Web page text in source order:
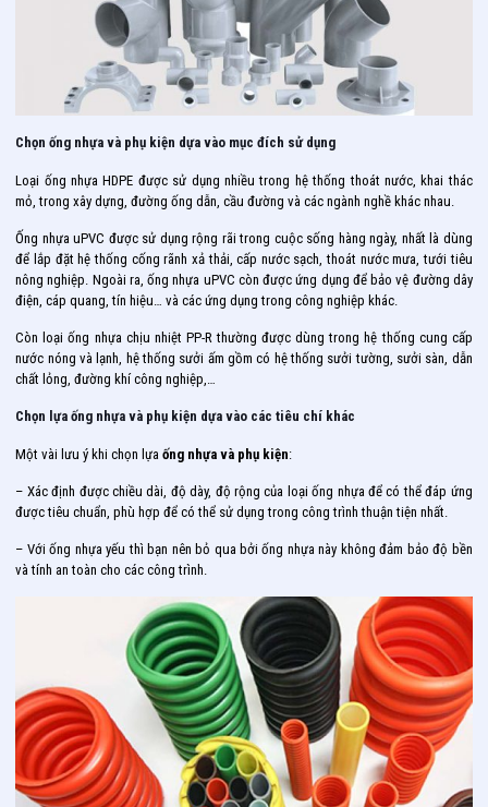
Chọn ống nhựa và phụ kiện dựa vào mục đích sử dụng
Loại ống nhựa HDPE được sử dụng nhiều trong hệ thống thoát nước, khai thác
mỏ, trong xây dựng, đường ống dẫn, cầu đường và các ngành nghề khác nhau.
Ống nhựa uPVC được sử dụng rộng rãi trong cuộc sống hàng ngày, nhất là dùng
để lắp đặt hệ thống cống rãnh xả thải, cấp nước sạch, thoát nước mưa, tưới tiêu
nông nghiệp. Ngoài ra, ống nhựa uPVC còn được ứng dụng để bảo vệ đường dây
điện, cáp quang, tín hiệu… và các ứng dụng trong công nghiệp khác.
Còn loại ống nhựa chịu nhiệt PP-R thường được dùng trong hệ thống cung cấp
nước nóng và lạnh, hệ thống sưởi ấm gồm có hệ thống sưởi tường, sưởi sàn, dẫn
chất lỏng, đường khí công nghiệp,…
Chọn lựa ống nhựa và phụ kiện dựa vào các tiêu chí khác
Một vài lưu ý khi chọn lựa ống nhựa và phụ kiện:
– Xác định được chiều dài, độ dày, độ rộng của loại ống nhựa để có thể đáp ứng
được tiêu chuẩn, phù hợp để có thể sử dụng trong công trình thuận tiện nhất.
– Với ống nhựa yếu thì bạn nên bỏ qua bởi ống nhựa này không đảm bảo độ bền
và tính an toàn cho các công trình.